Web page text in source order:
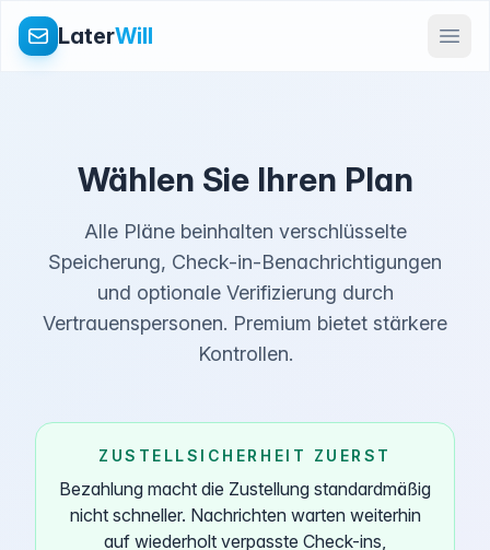
LaterWill
Wählen Sie Ihren Plan
Alle Pläne beinhalten verschlüsselte
Speicherung, Check-in-Benachrichtigungen
und optionale Verifizierung durch
Vertrauenspersonen. Premium bietet stärkere
Kontrollen.
ZUSTELLSICHERHEIT ZUERST
Bezahlung macht die Zustellung standardmäßig
nicht schneller. Nachrichten warten weiterhin
auf wiederholt verpasste Check-ins,